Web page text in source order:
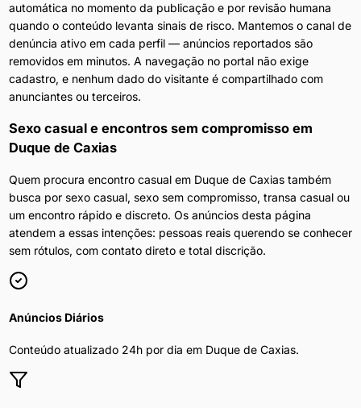
automática no momento da publicação e por revisão humana
quando o conteúdo levanta sinais de risco. Mantemos o canal de
denúncia ativo em cada perfil — anúncios reportados são
removidos em minutos. A navegação no portal não exige
cadastro, e nenhum dado do visitante é compartilhado com
anunciantes ou terceiros.
Sexo casual e encontros sem compromissoem
Duque de Caxias
Quem procura encontro casual em Duque de Caxias também
busca por sexo casual, sexo sem compromisso, transa casual ou
um encontro rápido e discreto. Os anúncios desta página
atendem a essas intenções: pessoas reais querendo se conhecer
sem rótulos, com contato direto e total discrição.
Anúncios Diários
Conteúdo atualizado 24h por dia em Duque de Caxias.